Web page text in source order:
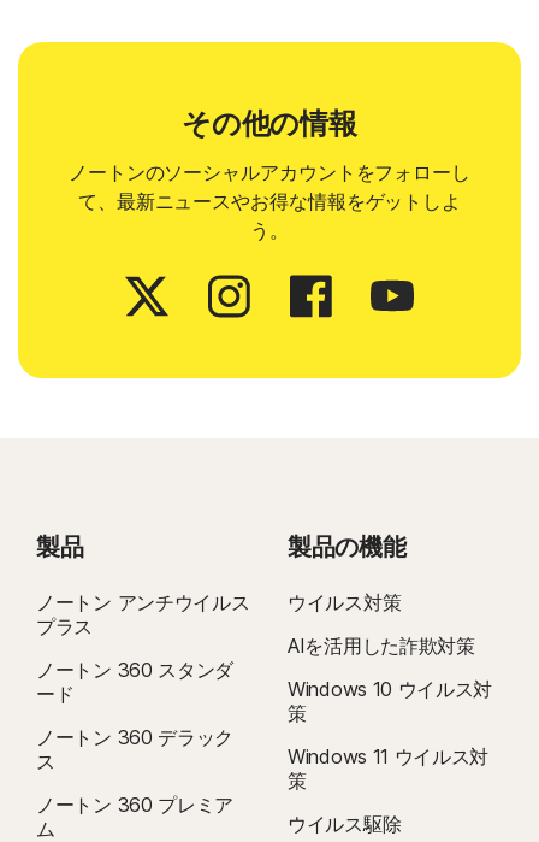
その他の情報
ノートンのソーシャルアカウントをフォローし
て、最新ニュースやお得な情報をゲットしよ
う。
製品
ノートン アンチウイルス
プラス
ノートン 360 スタンダ
ード
ノートン 360 デラック
ス
ノートン 360 プレミア
ム
製品の機能
ウイルス対策
AIを活用した詐欺対策
Windows 10 ウイルス対
策
Windows 11 ウイルス対
策
ウイルス駆除